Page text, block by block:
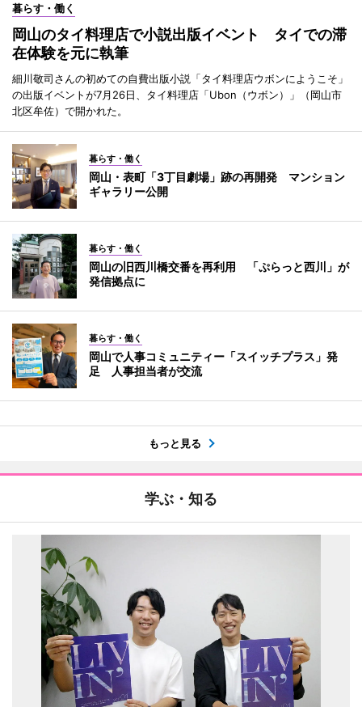
暮らす・働く
岡山のタイ料理店で小説出版イベント タイでの滞
在体験を元に執筆
細川敬司さんの初めての自費出版小説「タイ料理店ウボンにようこそ」
の出版イベントが7月26日、タイ料理店「Ubon（ウボン）」（岡山市
北区牟佐）で開かれた。
暮らす・働く
岡山・表町「3丁目劇場」跡の再開発 マンション
ギャラリー公開
暮らす・働く
岡山の旧西川橋交番を再利用 「ぷらっと西川」が
発信拠点に
暮らす・働く
岡山で人事コミュニティー「スイッチプラス」発
足 人事担当者が交流
もっと見る
学ぶ・知る